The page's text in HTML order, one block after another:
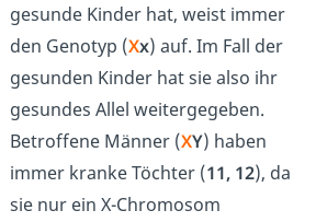
gesunde Kinder hat, weist immer
den Genotyp (Xx) auf. Im Fall der
gesunden Kinder hat sie also ihr
gesundes Allel weitergegeben.
Betroffene Männer (XY) haben
immer kranke Töchter (11, 12), da
sie nur ein X-Chromosom